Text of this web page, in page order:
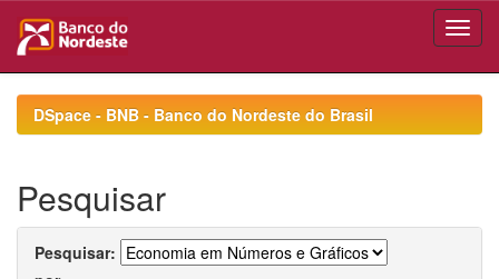
navigationDSpace - BNB - Banco do Nordeste do Brasil
Pesquisar
Pesquisar: